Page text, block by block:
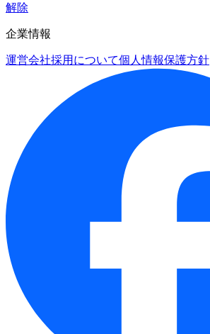
解除
企業情報
運営会社採用について個人情報保護方針